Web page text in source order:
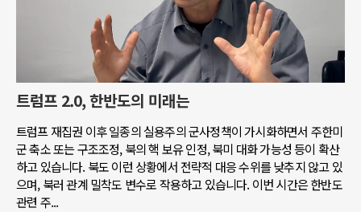
트럼프 2.0, 한반도의 미래는
트럼프 재집권 이후 일종의 실용주의 군사정책이 가시화하면서 주한미
군 축소 또는 구조조정, 북의 핵 보유 인정, 북미 대화 가능성 등이 확산
하고 있습니다. 북도 이런 상황에서 전략적 대응 수위를 낮추지 않고 있
으며, 북러 관계 밀착도 변수로 작용하고 있습니다. 이번 시간은 한반도
관련 주...